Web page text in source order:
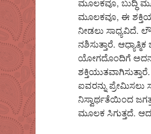
ಮೂಲಕವೂ, ಬುದ್ಧಿ
ಮೂಲಕವೂ, ಈ
ನೀಡಲು ಸಾಧ್ಯವಿದೆ.
ನಶಿಸುತ್ತಾರೆ.
ಯೋಗದೊಂದಿಗೆ
ಐವರನ್ನು
ನಿಸ್ವಾರ್ಥತೆಯಿಂದ
ಮೂಲಕ ಸಿಗುತ್ತದೆ.